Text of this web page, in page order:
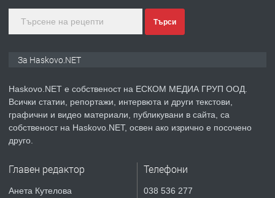
преди 4 дни
ПРЕДЛАГА
Продавам парцел в гр. Хасково кв.
Търси
За Haskovo.NET
Haskovo.NET е собственост на ЕСКОМ МЕДИА ГРУП ООД.
Всички статии, репортажи, интервюта и други текстови,
графични и видео материали, публикувани в сайта, са
собственост на Haskovo.NET, освен ако изрично е посочено
друго.
Главен редактор
Анета Кутелова
Телефони
038 536 277